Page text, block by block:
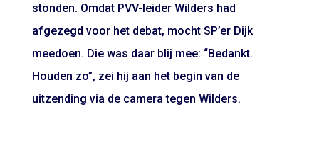
stonden. Omdat PVV-leider Wilders had
afgezegd voor het debat, mocht SP’er Dijk
meedoen. Die was daar blij mee: “Bedankt.
Houden zo”, zei hij aan het begin van de
uitzending via de camera tegen Wilders.